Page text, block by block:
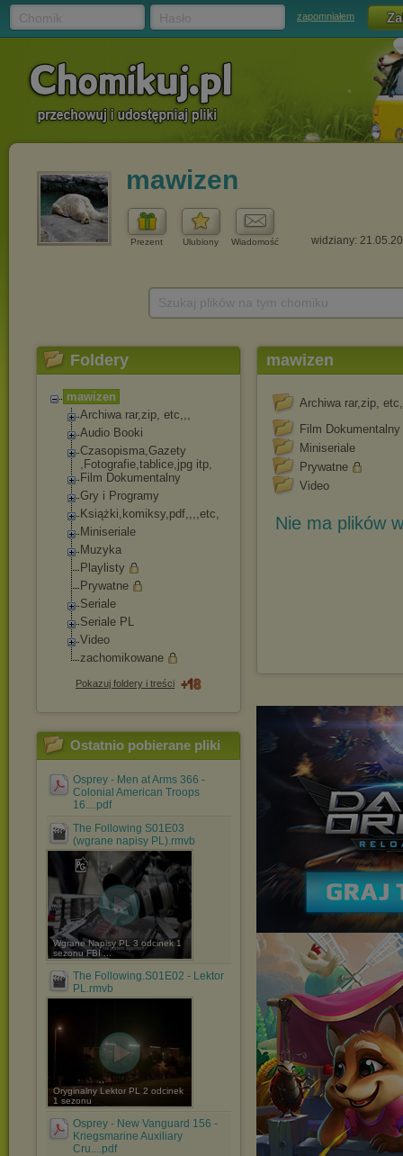
zapomniałem
mawizen
Prezent Ulubiony Wiadomość widziany:
Foldery
mawizen
Archiwa rar,zip, etc,,,
Audio Booki
Czasopisma,Gazety
,Fotografie,tablice,jpg itp,
Film Dokumentalny
Gry i Programy
Książki,komiksy,pdf,,,,etc,
Miniseriale
Muzyka
Playlisty
Prywatne
Seriale
Seriale PL
Video
zachomikowane
Pokazuj foldery i treści
Ostatnio pobierane pliki
Osprey - Men at Arms 366 -
Colonial American Troops
16....pdf
The Following S01E03
(wgrane napisy PL).rmvb
Wgrane Napisy PL 3 odcinek 1
sezonu FBI ...
The Following.S01E02 - Lektor
PL.rmvb
Oryginalny Lektor PL 2 odcinek
1 sezonu
Osprey - New Vanguard 156 -
Kriegsmarine Auxiliary
Cru....pdf
mawizen
Archiwa rar,zip,
Film Dokumentalny
Miniseriale
Prywatne
Video
Nie ma plików